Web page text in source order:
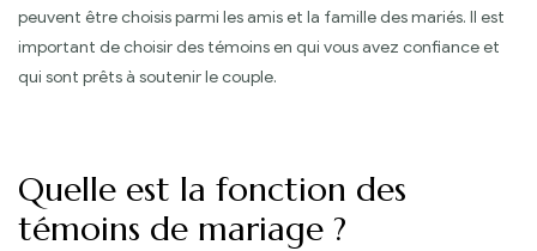
peuvent être choisis parmi les amis et la famille des mariés. Il est
important de choisir des témoins en qui vous avez confiance et
qui sont prêts à soutenir le couple.
Quelle est la fonction des
témoins de mariage ?